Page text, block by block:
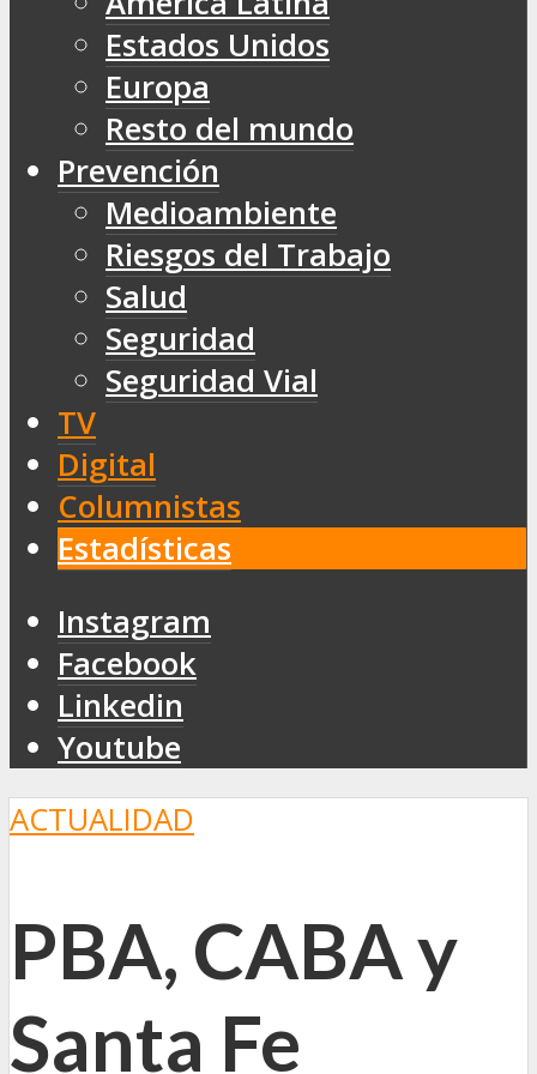
Estados Unidos
Europa
Resto del mundo
Prevención
Medioambiente
Riesgos del Trabajo
Salud
Seguridad
Seguridad Vial
TV
Digital
Columnistas
Estadísticas
Instagram
Facebook
Linkedin
Youtube
ACTUALIDAD
PBA, CABA y
Santa Fe